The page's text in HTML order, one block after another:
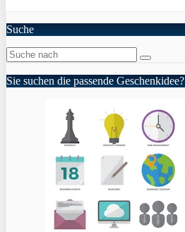
Suche
Sie suchen die passende Geschenkidee?